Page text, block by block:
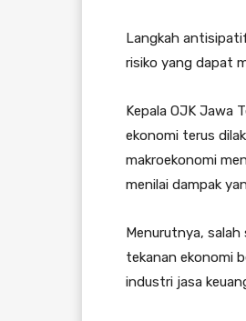
Langkah
risiko yang dapat
Kepala OJK Jawa
ekonomi terus
makroekonomi
menilai dampak
Menurutnya,
tekanan ekonomi
industri jasa